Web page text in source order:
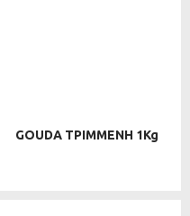
GOUDA ΤΡΙΜΜΕΝΗ 1Kg